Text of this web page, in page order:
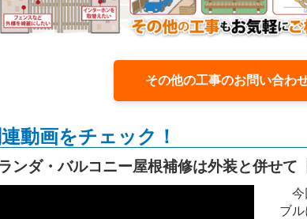
その他の工事のお問い合
動画をチェック！
ンダ・バルコニー屋根補修は外装と併せて
今
ブ